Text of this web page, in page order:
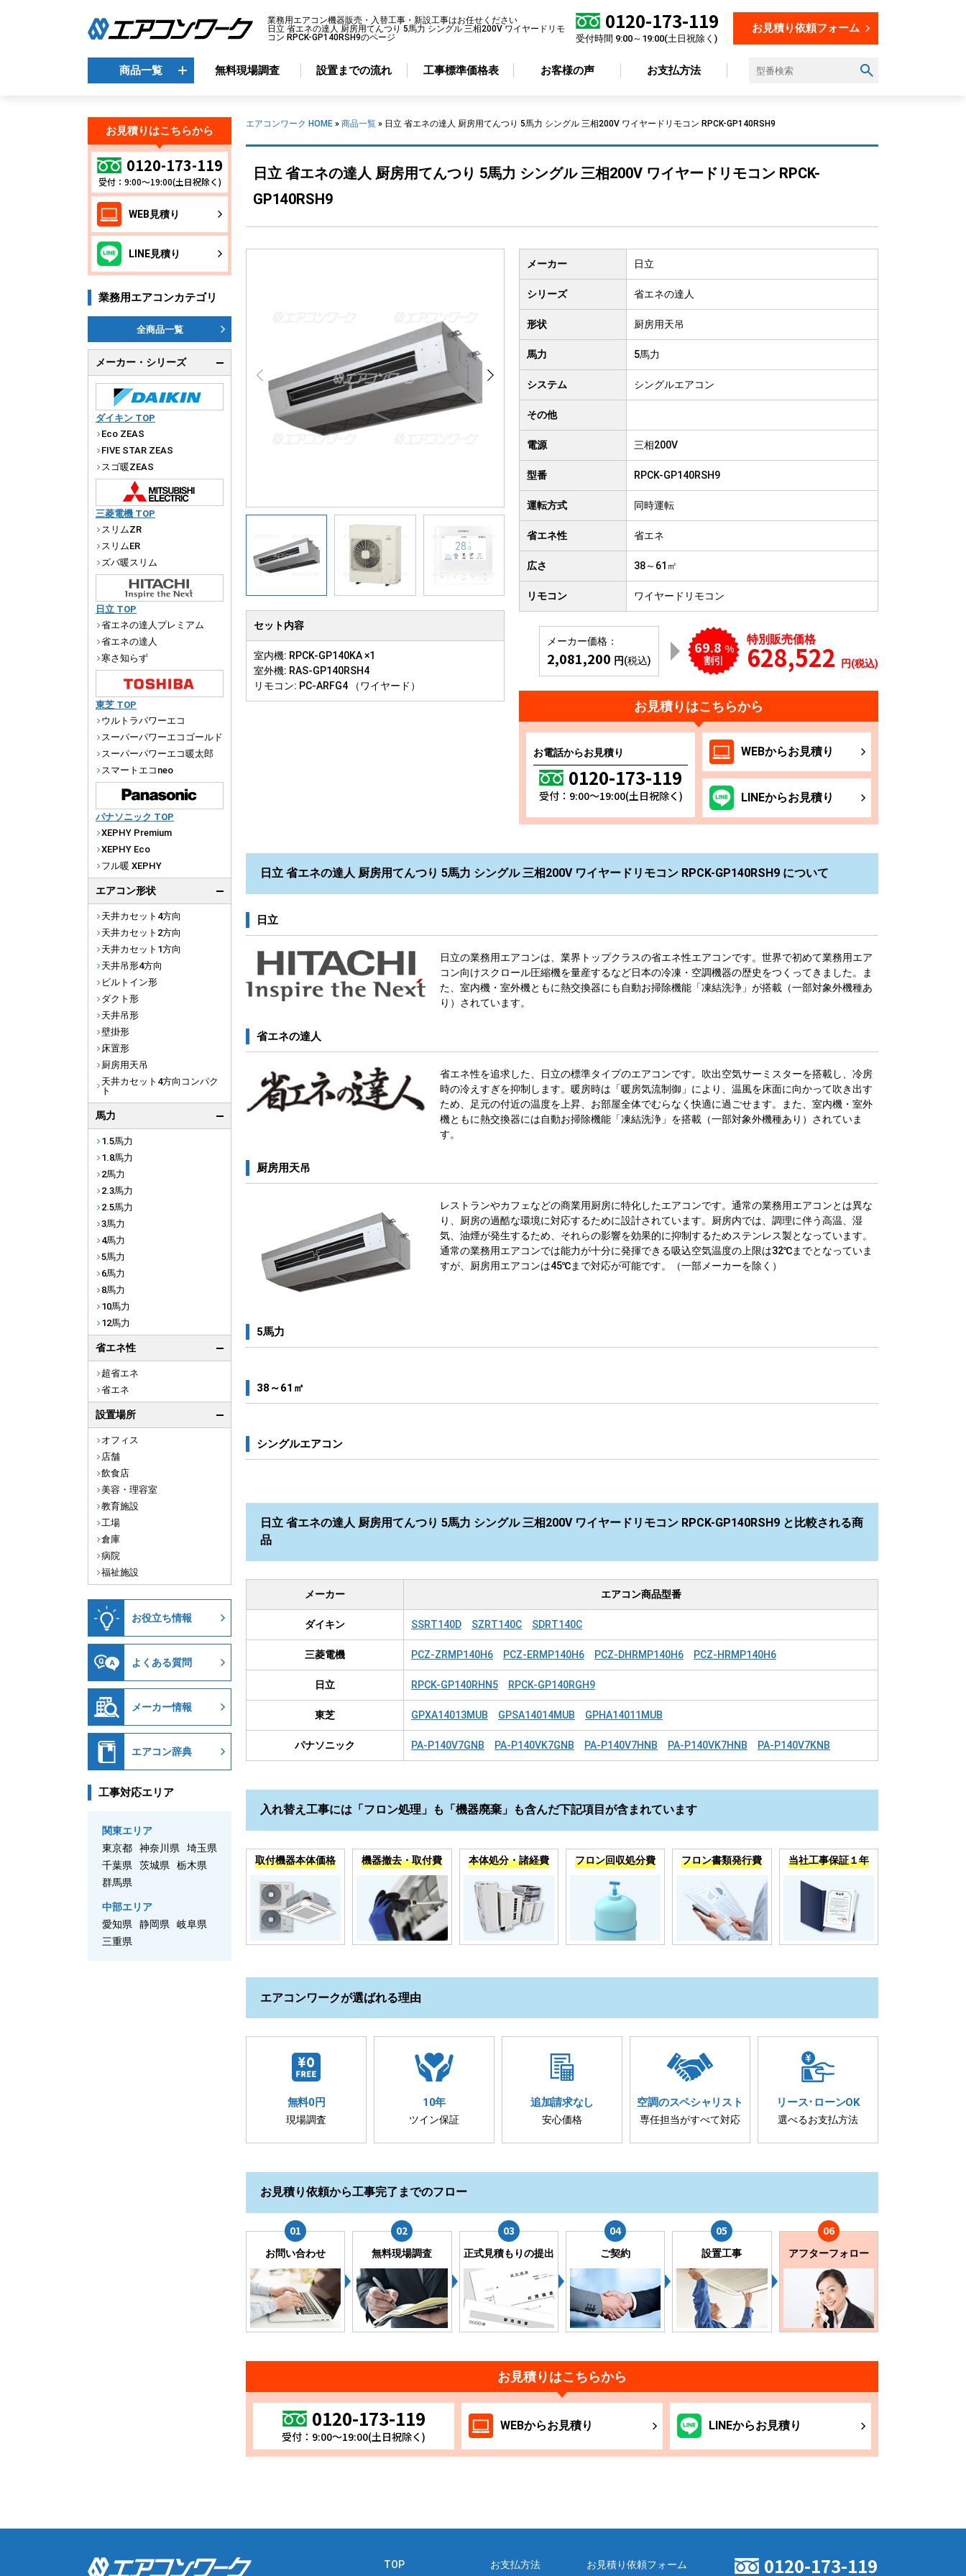
業務用エアコン機器販売・入替工事・新設工事はお任せください
日立 省エネの達人 厨房用てんつり 5馬力 シングル 三相200V ワイヤードリモ
コン RPCK-GP140RSH9のページ
0120-173-119
受付時間 9:00～19:00(土日祝除く)
お見積り依頼フォーム
商品一覧
商品一覧
メーカーから選ぶ
ダイキン
三菱電機
日立
東芝
パナソニック
天井カセット 4方向
天井カセット
天井カセット1方向
天井吊り形4方向
厨房用
飲食店
美容・理容室
倉庫
無料現場調査 設置までの流れ 工事標準価格表 お客様の声 お支払方法
エアコンワーク HOME » 商品一覧 » 日立 省エネの達人 厨房用てんつり 5馬力 シングル 三相200V ワイヤードリモコン RPCK-GP140RSH9
日立 省エネの達人 厨房用てんつり 5馬力 シングル 三相200V ワイヤードリモコン RPCK-
GP140RSH9
セット内容
室内機: RPCK-GP140KA ×1
室外機: RAS-GP140RSH4
リモコン: PC-ARFG4 （ワイヤード）
メーカー 日立
シリーズ 省エネの達人
形状 厨房用天吊
馬力 5馬力
システム シングルエアコン
その他
電源 三相200V
型番 RPCK-GP140RSH9
運転方式 同時運転
省エネ性 省エネ
広さ 38～61㎡
リモコン ワイヤードリモコン
メーカー価格：
2,081,200 円(税込)
69.8 %
割引
特別販売価格
628,522 円(税込)
お見積りはこちらから
お電話からお見積り
0120-173-119
受付：9:00～19:00(土日祝除く)
WEBからお見積り
LINEからお見積り
日立 省エネの達人 厨房用てんつり 5馬力 シングル 三相200V ワイヤードリモコン RPCK-GP140RSH9 について
日立
日立の業務用エアコンは、業界トップクラスの省エネ性エアコンです。世界で初めて業務用エア
コン向けスクロール圧縮機を量産するなど日本の冷凍・空調機器の歴史をつくってきました。ま
た、室内機・室外機ともに熱交換器にも自動お掃除機能「凍結洗浄」が搭載（一部対象外機種あ
り）されています。
省エネの達人
省エネ性を追求した、日立の標準タイプのエアコンです。吹出空気サーミスターを搭載し、冷房
時の冷えすぎを抑制します。暖房時は「暖房気流制御」により、温風を床面に向かって吹き出す
ため、足元の付近の温度を上昇、お部屋全体でむらなく快適に過ごせます。また、室内機・室外
機ともに熱交換器には自動お掃除機能「凍結洗浄」を搭載（一部対象外機種あり）されていま
す。
厨房用天吊
レストランやカフェなどの商業用厨房に特化したエアコンです。通常の業務用エアコンとは異な
り、厨房の過酷な環境に対応するために設計されています。厨房内では、調理に伴う高温、湿
気、油煙が発生するため、それらの影響を効果的に抑制するためステンレス製となっています。
通常の業務用エアコンでは能力が十分に発揮できる吸込空気温度の上限は32℃までとなっていま
すが、厨房用エアコンは45℃まで対応が可能です。（一部メーカーを除く）
5馬力
38～61㎡
シングルエアコン
日立 省エネの達人 厨房用てんつり 5馬力 シングル 三相200V ワイヤードリモコン RPCK-GP140RSH9 と比較される商
品
メーカー エアコン商品型番
ダイキン SSRT140D SZRT140C SDRT140C
三菱電機 PCZ-ZRMP140H6 PCZ-ERMP140H6 PCZ-DHRMP140H6 PCZ-HRMP140H6
日立 RPCK-GP140RHN5 RPCK-GP140RGH9
東芝 GPXA14013MUB GPSA14014MUB GPHA14011MUB
パナソニック PA-P140V7GNB PA-P140VK7GNB PA-P140V7HNB PA-P140VK7HNB PA-P140V7KNB
入れ替え工事には「フロン処理」も「機器廃棄」も含んだ下記項目が含まれています
取付機器本体価格 機器撤去・取付費 本体処分・諸経費 フロン回収処分費 フロン書類発行費 当社工事保証１年
エアコンワークが選ばれる理由
無料0円
現場調査
10年
ツイン保証
追加請求なし
安心価格
空調のスペシャリスト
専任担当がすべて対応
リース･ ローンOK
選べるお支払方法
お見積り依頼から工事完了までのフロー
お問い合わせ 無料現場調査 正式見積もりの提出 ご契約 設置工事 アフターフォロー
お見積りはこちらから
0120-173-119
受付：9:00～19:00(土日祝除く)
WEBからお見積り LINEからお見積り
お見積りはこちらから
0120-173-119
受付：9:00～19:00(土日祝除く)
WEB見積り
LINE見積り
業務用エアコンカテゴリ
全商品一覧
メーカー・シリーズ
ダイキン TOP
Eco ZEAS
FIVE STAR ZEAS
スゴ暖ZEAS
三菱電機 TOP
スリムZR
スリムER
ズバ暖スリム
日立 TOP
省エネの達人プレミアム
省エネの達人
寒さ知らず
東芝 TOP
ウルトラパワーエコ
スーパーパワーエコゴールド
スーパーパワーエコ暖太郎
スマートエコneo
パナソニック TOP
XEPHY Premium
XEPHY Eco
フル暖 XEPHY
エアコン形状
天井カセット4方向
天井カセット2方向
天井カセット1方向
天井吊形4方向
ビルトイン形
ダクト形
天井吊形
壁掛形
床置形
厨房用天吊
天井カセット4方向コンパク
ト
馬力
1.5馬力
1.8馬力
2馬力
2.3馬力
2.5馬力
3馬力
4馬力
5馬力
6馬力
8馬力
10馬力
12馬力
省エネ性
超省エネ
省エネ
設置場所
オフィス
店舗
飲食店
美容・理容室
教育施設
工場
倉庫
病院
福祉施設
お役立ち情報
よくある質問
メーカー情報
エアコン辞典
工事対応エリア
関東エリア
東京都
神奈川県
埼玉県
千葉県
茨城県
栃木県
群馬県
中部エリア
愛知県
静岡県
岐阜県
三重県
TOP お支払方法 お見積り依頼フォーム 0120-173-119